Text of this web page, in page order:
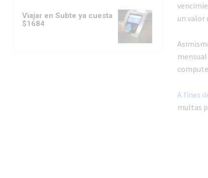
Viajar en Subte ya cuesta
$1684
un valor
A fines
multas